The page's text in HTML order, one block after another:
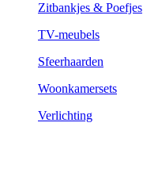
Zitbankjes & Poefjes
TV-meubels
Sfeerhaarden
Woonkamersets
Verlichting